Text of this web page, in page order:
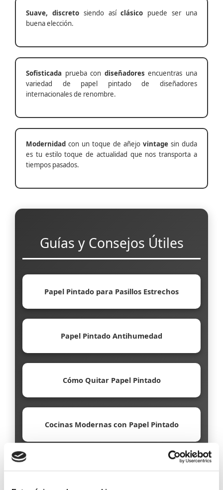
Suave, discretosiendo asíclásico puede ser una
buena elección.
Sofisticada prueba con diseñadores encuentras una
variedad de papel pintado de diseñadores
internacionales de renombre.
Modernidad con un toque de añejo vintage sin duda
es tu estilo toque de actualidad que nos transporta a
tiempos pasados.
Guías y Consejos Útiles
Papel Pintado para Pasillos Estrechos
Papel Pintado Antihumedad
Cómo Quitar Papel Pintado
Cocinas Modernas con Papel Pintado
Papel Pintado Ecológico